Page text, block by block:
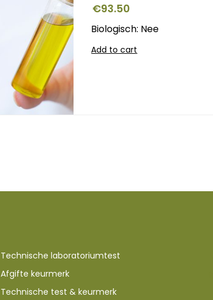
€93.50
Biologisch: Nee
Add to cart
Technische laboratoriumtest
Afgifte keurmerk
Technische test & keurmerk